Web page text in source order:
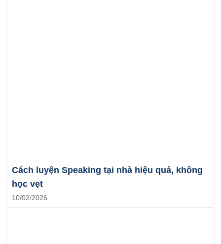
Cách luyện Speaking tại nhà hiệu quả, không
học vẹt
10/02/2026